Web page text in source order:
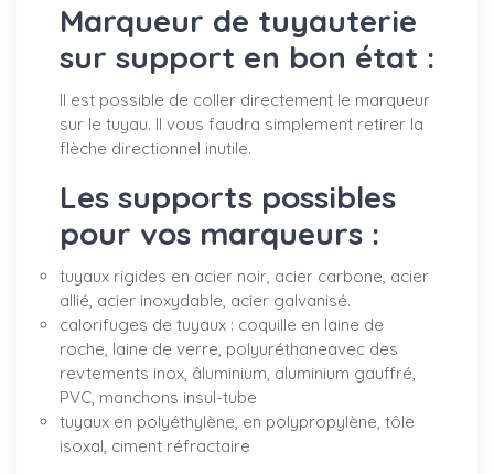
Marqueur de tuyauterie
sur support en bon état :
Il est possible de coller directement le marqueur
sur le tuyau. Il vous faudra simplement retirer la
flèche directionnel inutile.
Les supports possibles
pour vos marqueurs :
tuyaux rigides en acier noir, acier carbone, acier
allié, acier inoxydable, acier galvanisé.
calorifuges de tuyaux : coquille en laine de
roche, laine de verre, polyuréthaneavec des
revtements inox, âluminium, aluminium gauffré,
PVC, manchons insul-tube
tuyaux en polyéthylène, en polypropylène, tôle
isoxal, ciment réfractaire